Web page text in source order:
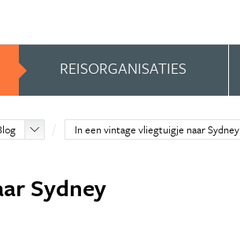
REISORGANISATIES
In een vintage vliegtuigje naar Sydney
Sydney